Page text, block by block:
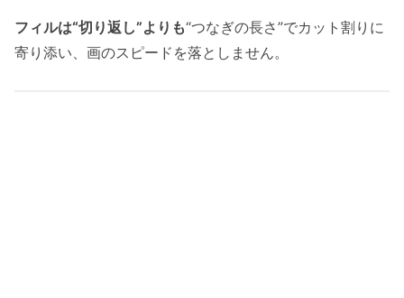
フィルは“切り返し”よりも“つなぎの長さ”でカット割りに
寄り添い、画のスピードを落としません。